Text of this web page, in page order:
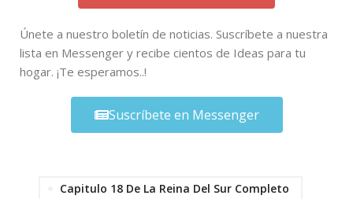
Únete a nuestro boletín de noticias. Suscríbete a nuestra
lista en Messenger y recibe cientos de Ideas para tu
hogar. ¡Te esperamos..!
Suscríbete en Messenger
Capitulo 18 De La Reina Del Sur Completo